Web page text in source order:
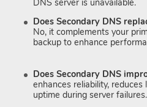
DNS server is unavailable.
Does Secondary DNS
No, it complements your
backup to enhance
Does Secondary DNS
enhances reliability, reduces
uptime during server failures.